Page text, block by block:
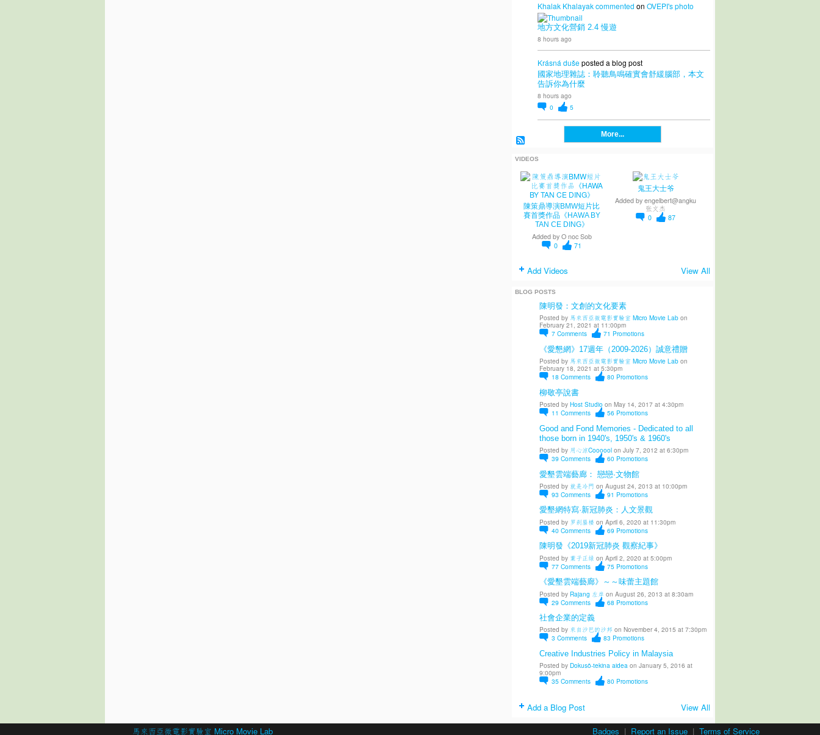
Khalak Khalayakcommented on OVEPI'sphoto
地方文化營銷 2.4 慢遊
8 hours ago
Krásná dušeposted a blog post
國家地理雜誌：聆聽鳥鳴確實會舒緩腦部，本文
告訴你為什麼
8 hours ago
0
5
More...
VIDEOS
陳策鼎導演BMW短片比
賽首獎作品《HAWA BY
TAN CE DING》
Added by O noc Sob
0
71
鬼王大士爷
Added byengelbert@angku
张文杰
0
87
Add Videos View All
BLOG POSTS
陳明發：文創的文化要素
Posted by 馬來西亞微電影實驗室 Micro Movie Labon
February 21, 2021 at 11:00pm
7 Comments 71 Promotions
《愛懇網》17週年（2009-2026）誠意禮贈
Posted by 馬來西亞微電影實驗室 Micro Movie Labon
February 18, 2021 at 5:30pm
18 Comments 80 Promotions
柳敬亭說書
Posted by Host Studioon May 14, 2017 at 4:30pm
11 Comments 56 Promotions
Good and Fond Memories - Dedicated to all
those born in 1940's, 1950's & 1960's
Posted by 用心涼Cooooolon July 7, 2012 at 6:30pm
39 Comments 60 Promotions
愛墾雲端藝廊： 戀戀·文物館
Posted by 就是冷門 on August 24, 2013 at 10:00pm
93 Comments 91 Promotions
愛墾網特寫·新冠肺炎：人文景觀
Posted by 罗刹蜃楼 on April 6, 2020 at 11:30pm
40 Comments 69 Promotions
陳明發《2019新冠肺炎 觀察紀事》
Posted by 葉子正绿 on April 2, 2020 at 5:00pm
77 Comments 75 Promotions
《愛墾雲端藝廊》～～味蕾主題館
Posted by Rajang 左岸 on August 26, 2013 at 8:30am
29 Comments 68 Promotions
社會企業的定義
Posted by 來自沙巴的沙邦 on November 4, 2015 at 7:30pm
3 Comments 83 Promotions
Creative Industries Policy in Malaysia
Posted by Dokusō-tekina aideaon January 5, 2016 at
9:00pm
35 Comments 80 Promotions
Add a Blog Post View All
馬來西亞微電影實驗室 Micro Movie Lab Badges | Report an Issue | Terms of Service